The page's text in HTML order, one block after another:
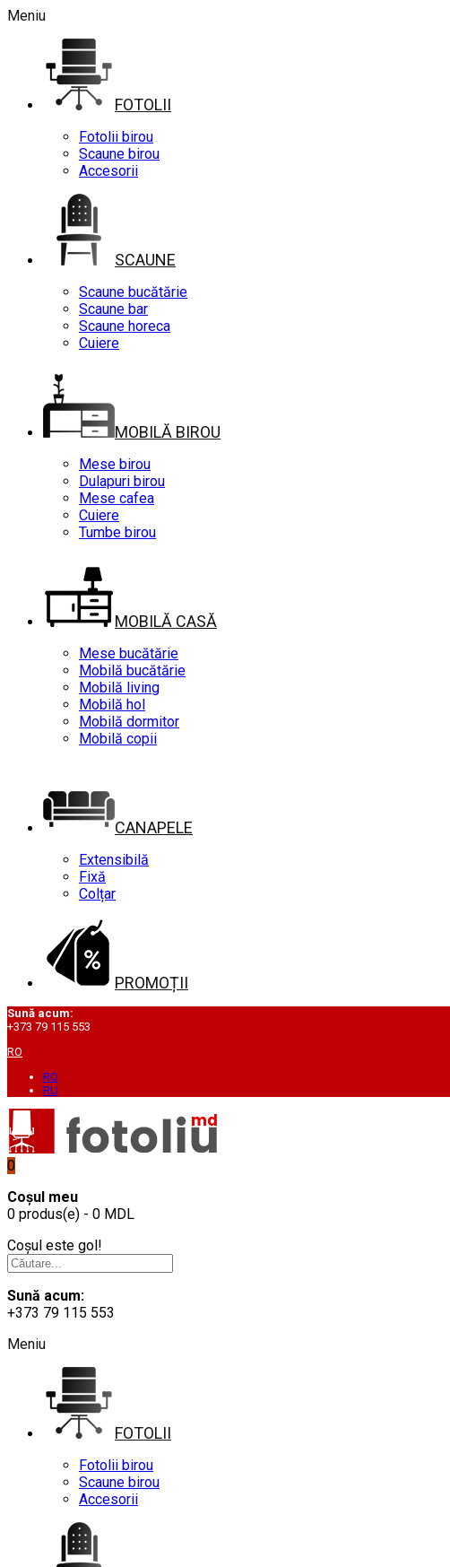
Meniu
FOTOLII
Fotolii birou
Scaune birou
Accesorii
SCAUNE
Scaune bucătărie
Scaune bar
Scaune horeca
Cuiere
MOBILĂ BIROU
Mese birou
Dulapuri birou
Mese cafea
Cuiere
Tumbe birou
MOBILĂ CASĂ
Mese bucătărie
Mobilă bucătărie
Mobilă living
Mobilă hol
Mobilă dormitor
Mobilă copii
CANAPELE
Extensibilă
Fixă
Colțar
PROMOȚII
Sună acum:
+373 79 115 553
RO
RO
RU
0
Coșul meu
0 produs(e) - 0 MDL
Coșul este gol!
Sună acum:
+373 79 115 553
Meniu
FOTOLII
Fotolii birou
Scaune birou
Accesorii